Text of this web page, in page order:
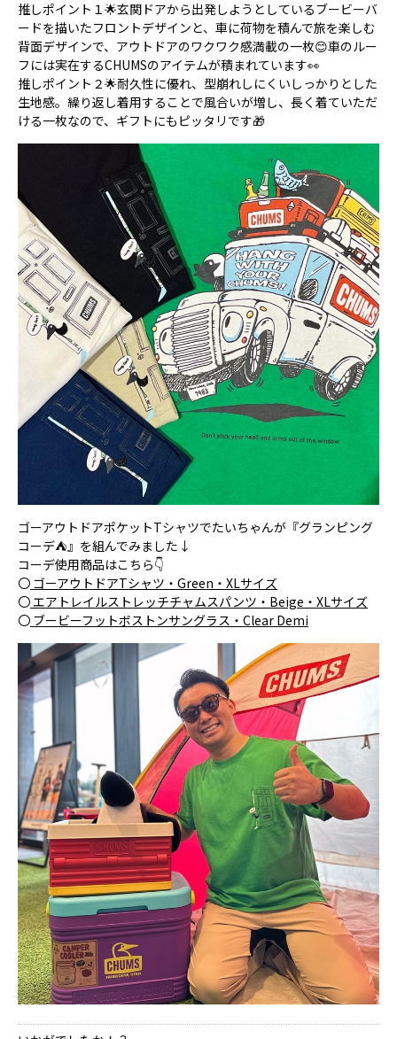
推しポイント１🌟玄関ドアから出発しようとしているブービーバ
ードを描いたフロントデザインと、車に荷物を積んで旅を楽しむ
背面デザインで、アウトドアのワクワク感満載の一枚😊車のルー
フには実在するCHUMSのアイテムが積まれています👀
推しポイント２🌟耐久性に優れ、型崩れしにくいしっかりとした
生地感。繰り返し着用することで風合いが増し、長く着ていただ
ける一枚なので、ギフトにもピッタリです🎁
ゴーアウトドアポケットTシャツでたいちゃんが『グランピング
コーデ⛺』を組んでみました↓
コーデ使用商品はこちら👇
〇 ゴーアウトドアTシャツ・Green・XLサイズ
〇エアトレイルストレッチチャムスパンツ・Beige・XLサイズ
〇 ブービーフットボストンサングラス・Clear Demi